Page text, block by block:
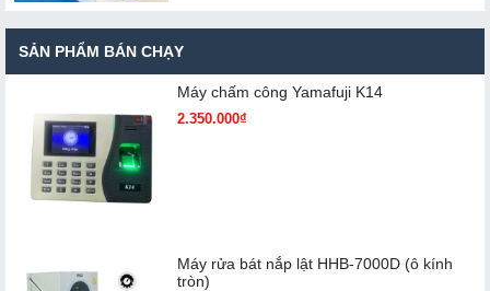
SẢN PHẨM BÁN CHẠY
Máy chấm cô​ng Yamafuji K14
2.350.000₫
Máy rửa bát nắp lật HHB-7000D (ô kính
tròn)